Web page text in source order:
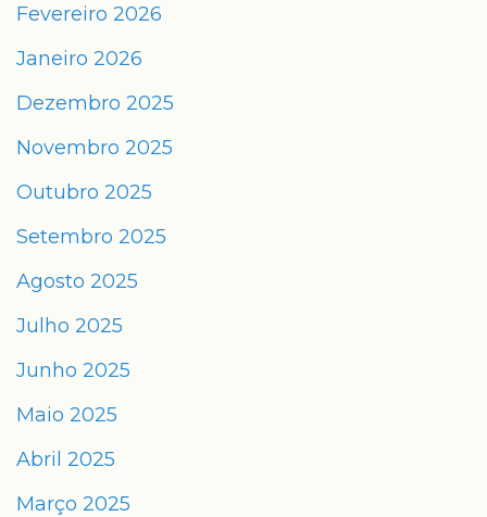
Fevereiro 2026
Janeiro 2026
Dezembro 2025
Novembro 2025
Outubro 2025
Setembro 2025
Agosto 2025
Julho 2025
Junho 2025
Maio 2025
Abril 2025
Março 2025